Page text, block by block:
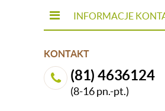
INFORMACJE
KONTAKT
(81) 4636124
(8-16 pn.-pt.)